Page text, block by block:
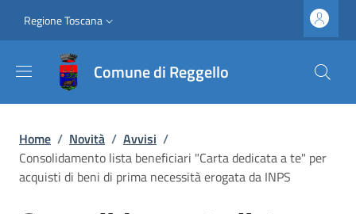
Slim top
Regione Toscana
Comune di Reggello
Briciole di pane
Home / Novità / Avvisi /
Consolidamento lista beneficiari "Carta dedicata a te" per
acquisti di beni di prima necessità erogata da INPS